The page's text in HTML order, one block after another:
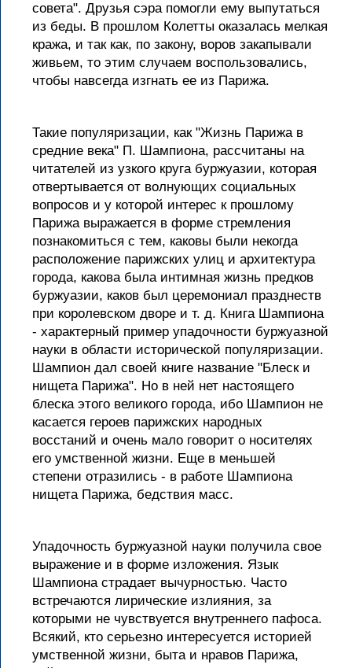
совета". Друзья сэра помогли ему выпутаться
из беды. В прошлом Колетты оказалась мелкая
кража, и так как, по закону, воров закапывали
живьем, то этим случаем воспользовались,
чтобы навсегда изгнать ее из Парижа.
Такие популяризации, как "Жизнь Парижа в
средние века" П. Шампиона, рассчитаны на
читателей из узкого круга буржуазии, которая
отвертывается от волнующих социальных
вопросов и у которой интерес к прошлому
Парижа выражается в форме стремления
познакомиться с тем, каковы были некогда
расположение парижских улиц и архитектура
города, какова была интимная жизнь предков
буржуазии, каков был церемониал празднеств
при королевском дворе и т. д. Книга Шампиона
- характерный пример упадочности буржуазной
науки в области исторической популяризации.
Шампион дал своей книге название "Блеск и
нищета Парижа". Но в ней нет настоящего
блеска этого великого города, ибо Шампион не
касается героев парижских народных
восстаний и очень мало говорит о носителях
его умственной жизни. Еще в меньшей
степени отразились - в работе Шампиона
нищета Парижа, бедствия масс.
Упадочность буржуазной науки получила свое
выражение и в форме изложения. Язык
Шампиона страдает вычурностью. Часто
встречаются лирические излияния, за
которыми не чувствуется внутреннего пафоса.
Всякий, кто серьезно интересуется историей
умственной жизни, быта и нравов Парижа,